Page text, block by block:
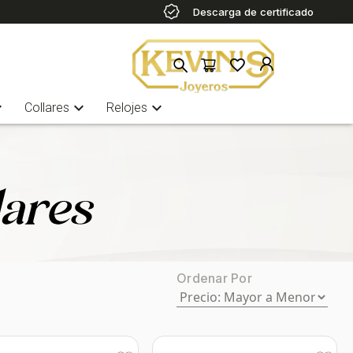
Descarga de certificado
Collares expand_more Relojes expand_more
Ordenar Por